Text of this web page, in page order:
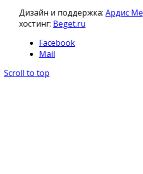
Дизайн и поддержка: Ардис
хостинг: Beget.ru
Facebook
Mail
Scroll to top